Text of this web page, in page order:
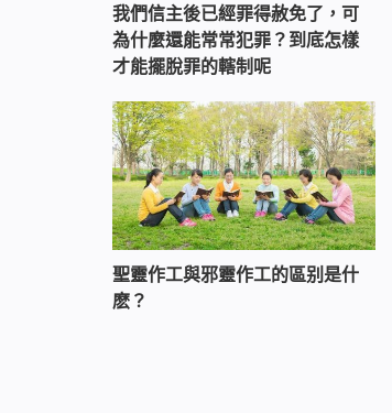
我們信主後已經罪得赦免了，可
為什麼還能常常犯罪？到底怎樣
才能擺脫罪的轄制呢
聖靈作工與邪靈作工的區别是什
麽？